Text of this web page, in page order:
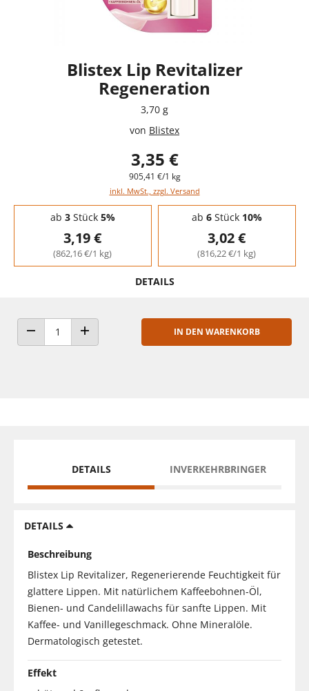
Blistex Lip Revitalizer
Regeneration
3,70 g
von Blistex
3,35 €
905,41 €/1 kg
inkl. MwSt., zzgl. Versand
Staffelpreise - Mengenrabatt
ab 3Stück 5%
3,19 €
(862,16 €/1 kg)
ab 6Stück 10%
3,02 €
(816,22 €/1 kg)
DETAILS
ANZAHL VERRINGERNANZAHL ERHÖHEN
IN DEN WARENKORB
DETAILS INVERKEHRBRINGER
DETAILS
Beschreibung
Blistex Lip Revitalizer, Regenerierende Feuchtigkeit für
glattere Lippen. Mit natürlichem Kaffeebohnen-Öl,
Bienen- und Candelillawachs für sanfte Lippen. Mit
Kaffee- und Vanillegeschmack. Ohne Mineralöle.
Dermatologisch getestet.
Effekt